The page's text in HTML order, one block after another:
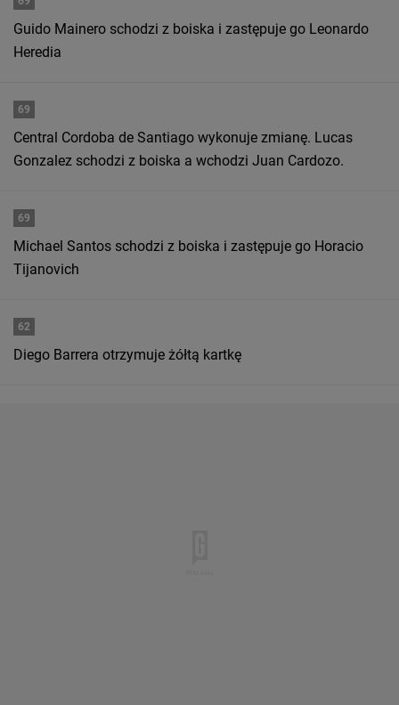
Guido Mainero schodzi z boiska i zastępuje go Leonardo
Heredia
69
Central Cordoba de Santiago wykonuje zmianę. Lucas
Gonzalez schodzi z boiska a wchodzi Juan Cardozo.
69
Michael Santos schodzi z boiska i zastępuje go Horacio
Tijanovich
62
Diego Barrera otrzymuje żółtą kartkę